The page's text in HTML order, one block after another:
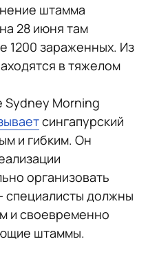
штамма
28 июня там
1200 зараженных. Из
в тяжелом
Sydney Morning
сингапурский
и гибким. Он
организовать
специалисты должны
и своевременно
штаммы.